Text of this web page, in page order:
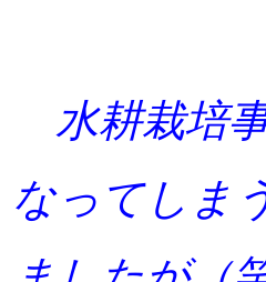
水耕栽培
なってしま